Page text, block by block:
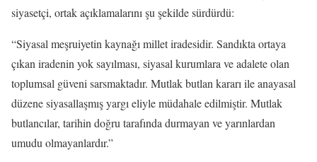
siyasetçi, ortak açıklamalarını şu şekilde sürdürdü:
“Siyasal meşruiyetin kaynağı millet iradesidir. Sandıkta ortaya
çıkan iradenin yok sayılması, siyasal kurumlara ve adalete olan
toplumsal güveni sarsmaktadır. Mutlak butlan kararı ile anayasal
düzene siyasallaşmış yargı eliyle müdahale edilmiştir. Mutlak
butlancılar, tarihin doğru tarafında durmayan ve yarınlardan
umudu olmayanlardır.”